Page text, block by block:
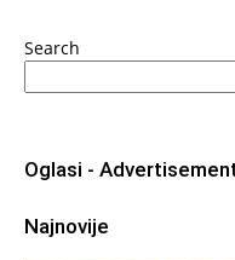
Search
Oglasi -
Najnovije